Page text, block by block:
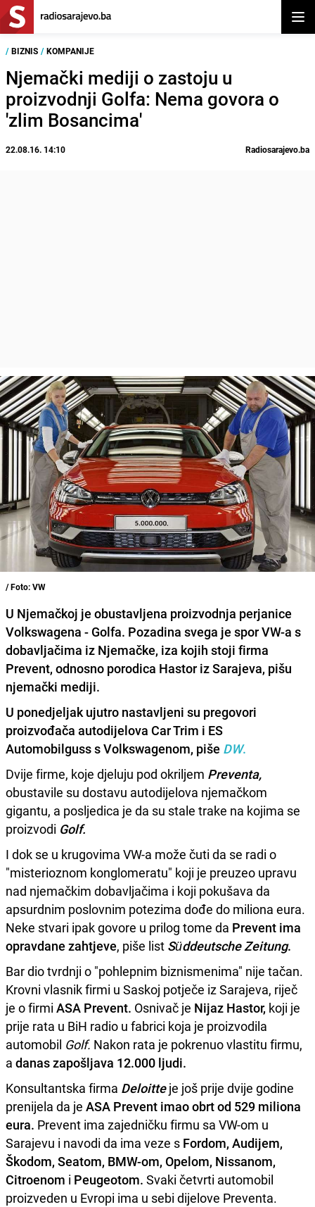
/ BIZNIS / KOMPANIJE
Njemački mediji o zastoju u
proizvodnji Golfa: Nema govora o
'zlim Bosancima'
22.08.16. 14:10 Radiosarajevo.ba
/ Foto: VW
U Njemačkoj je obustavljena proizvodnja perjanice
Volkswagena - Golfa. Pozadina svega je spor VW-a s
dobavljačima iz Njemačke, iza kojih stoji firma
Prevent, odnosno porodica Hastor iz Sarajeva, pišu
njemački mediji.
U ponedjeljak ujutro nastavljeni su pregovori
proizvođača autodijelova Car Trim i ES
AutomobilgusssVolkswagenom, piše DW.
Dvije firme, koje djeluju pod okriljem Preventa,
obustavile su dostavu autodijelova njemačkom
gigantu, a posljedica je da su stale trake na kojima se
proizvodi Golf.
I dok se u krugovima VW-a može čuti da se radi o
"misterioznom konglomeratu" koji je preuzeo upravu
nad njemačkim dobavljačima i koji pokušava da
apsurdnim poslovnim potezima dođe do miliona eura.
Neke stvari ipak govore u prilog tome da Prevent ima
opravdane zahtjeve, piše list Süddeutsche Zeitung.
Bar dio tvrdnji o "pohlepnim biznismenima" nije tačan.
Krovni vlasnik firmi u Saskoj potječe iz Sarajeva, riječ
je o firmi ASA Prevent. Osnivač je Nijaz Hastor, koji je
prije rata u BiH radio u fabrici koja je proizvodila
automobil Golf. Nakon rata je pokrenuo vlastitu firmu,
a danas zapošljava 12.000 ljudi.
Konsultantska firma Deloitteje još prije dvije godine
prenijela da je ASA Prevent imao obrt od 529 miliona
eura. Prevent ima zajedničku firmu sa VW-om u
Sarajevu i navodi da ima veze s Fordom, Audijem,
Škodom, Seatom, BMW-om, Opelom, Nissanom,
Citroenom i Peugeotom. Svaki četvrti automobil
proizveden u Evropi ima u sebi dijelove Preventa.